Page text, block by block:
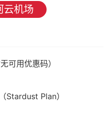
云机场
可用优惠码）
Stardust Plan）